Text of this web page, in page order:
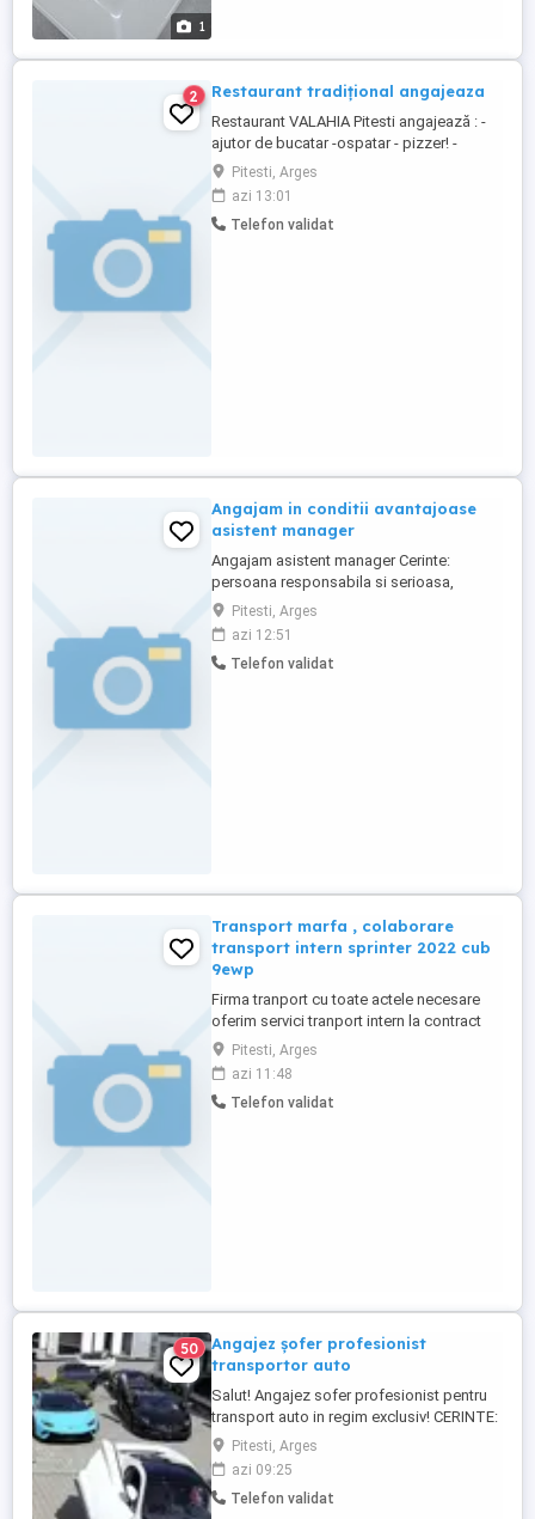
1
2 Restaurant tradițional angajeaza
Restaurant VALAHIA Pitesti angajează : -
ajutor de bucatar -ospatar - pizzer! -
salariu funcție de pricepere si implicare
Pitesti, Arges
azi 13:01
Telefon validat
Angajam in conditii avantajoase
asistent manager
Angajam asistent manager Cerinte:
persoana responsabila si serioasa,
abilitate de comunicare deschisa,
cunostinte PC Program de luni pana vineri.
Salariu: confidential
Pitesti, Arges
azi 12:51
Telefon validat
Transport marfa , colaborare
transport intern sprinter 2022 cub
9ewp
Firma tranport cu toate actele necesare
oferim servici tranport intern la contract
sau ocazional. Duba 9 ewp cub.
Pitesti, Arges
azi 11:48
Telefon validat
50
Angajez șofer profesionist
transportor auto
Salut! Angajez sofer profesionist pentru
transport auto in regim exclusiv! CERINTE:
- permis conducere B+E sau C+E, atestat,
card Taho, cazier judiciar + cazier auto -
persoana dinamica, rezistenta la stres,
care poate invata repede si se poate
Pitesti, Arges
azi 09:25
Telefon validat